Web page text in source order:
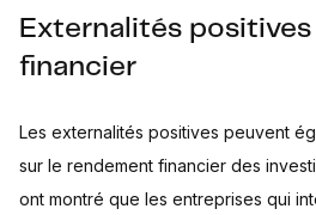
Externalités
financier
Les externalités positives peuvent
sur le rendement financier des
ont montré que les entreprises qui